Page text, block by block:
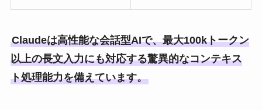
Claudeは高性能な会話型AIで、最大100kトークン
以上の長文入力にも対応する驚異的なコンテキス
ト処理能力を備えています。